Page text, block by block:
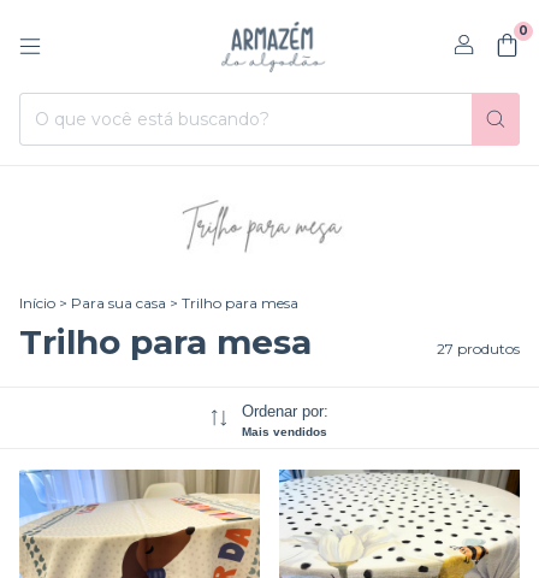
0
Início > Para sua casa > Trilho para mesa
Trilho para mesa 27 produtos
Ordenar por:
Mais vendidos